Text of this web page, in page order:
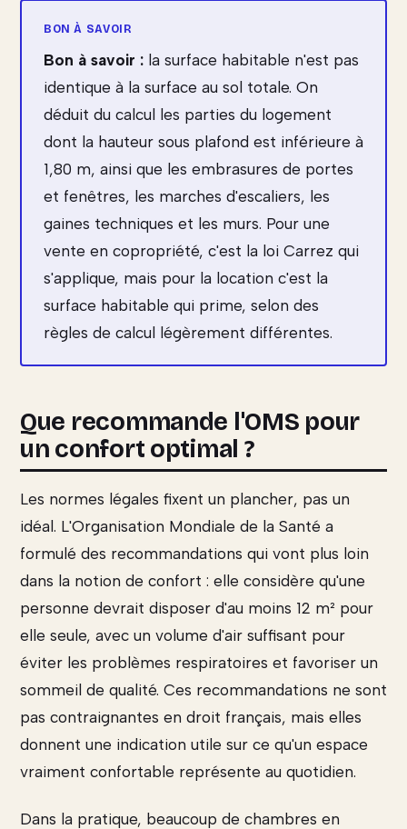
Bon à savoir : la surface habitable n'est pas
identique à la surface au sol totale. On
déduit du calcul les parties du logement
dont la hauteur sous plafond est inférieure à
1,80 m, ainsi que les embrasures de portes
et fenêtres, les marches d'escaliers, les
gaines techniques et les murs. Pour une
vente en copropriété, c'est la loi Carrez qui
s'applique, mais pour la location c'est la
surface habitable qui prime, selon des
règles de calcul légèrement différentes.
Que recommande l'OMS pour
un confort optimal ?
Les normes légales fixent un plancher, pas un
idéal. L'Organisation Mondiale de la Santé a
formulé des recommandations qui vont plus loin
dans la notion de confort : elle considère qu'une
personne devrait disposer d'au moins 12 m² pour
elle seule, avec un volume d'air suffisant pour
éviter les problèmes respiratoires et favoriser un
sommeil de qualité. Ces recommandations ne sont
pas contraignantes en droit français, mais elles
donnent une indication utile sur ce qu'un espace
vraiment confortable représente au quotidien.
Dans la pratique, beaucoup de chambres en